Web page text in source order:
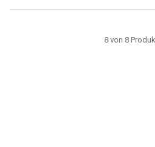
8 von 8